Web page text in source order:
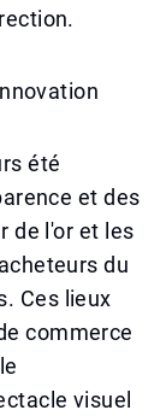
été
et des
de l'or et les
du
Ces lieux
commerce
visuel